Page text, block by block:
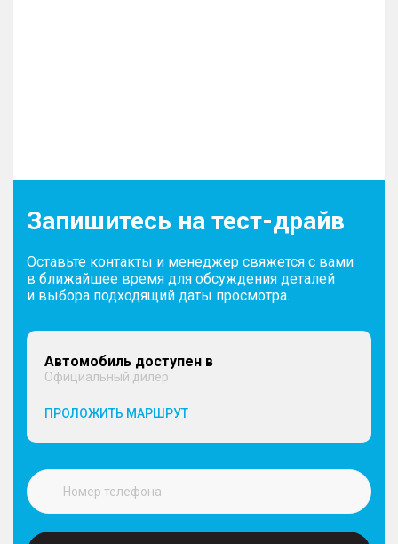
Запишитесь на тест-драйв
Оставьте контакты и менеджер свяжется с вами
в ближайшее время для обсуждения деталей
и выбора подходящий даты просмотра.
Автомобиль доступен в
Официальный дилер
ПРОЛОЖИТЬ МАРШРУТ